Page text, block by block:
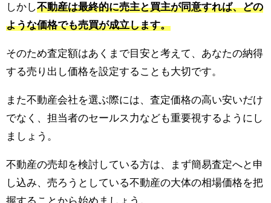
しかし不動産は最終的に売主と買主が同意すれば、どの
ような価格でも売買が成立します。
そのため査定額はあくまで目安と考えて、あなたの納得
する売り出し価格を設定することも大切です。
また不動産会社を選ぶ際には、査定価格の高い安いだけ
でなく、担当者のセールス力なども重要視するようにし
ましょう。
不動産の売却を検討している方は、まず簡易査定へと申
し込み、売ろうとしている不動産の大体の相場価格を把